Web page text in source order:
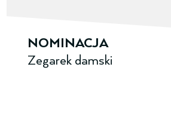
NOMINACJA
Zegarek damski